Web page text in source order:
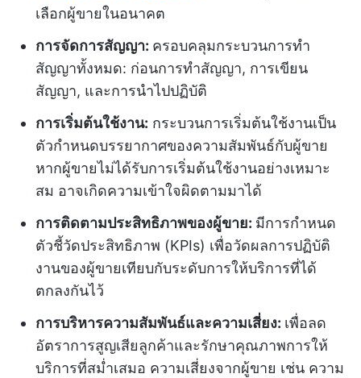
เลือกผู้ขายในอนาคต
การจัดการสัญญา: ครอบคลุมกระบวนการทำ
สัญญาทั้งหมด: ก่อนการทำสัญญา, การเขียน
สัญญา, และการนำไปปฏิบัติ
การเริ่มต้นใช้งาน: กระบวนการเริ่มต้นใช้งานเป็น
ตัวกำหนดบรรยากาศของความสัมพันธ์กับผู้ขาย
หากผู้ขายไม่ได้รับการเริ่มต้นใช้งานอย่างเหมาะ
สม อาจเกิดความเข้าใจผิดตามมาได้
การติดตามประสิทธิภาพของผู้ขาย: มีการกำหนด
ตัวชี้วัดประสิทธิภาพ (KPIs) เพื่อวัดผลการปฏิบัติ
งานของผู้ขายเทียบกับระดับการให้บริการที่ได้
ตกลงกันไว้
การบริหารความสัมพันธ์และความเสี่ยง: เพื่อลด
อัตราการสูญเสียลูกค้าและรักษาคุณภาพการให้
บริการที่สม่ำเสมอ ความเสี่ยงจากผู้ขาย เช่น ความ